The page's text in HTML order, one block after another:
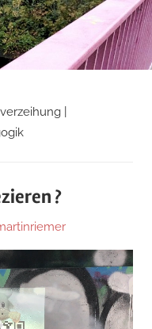
|
?
Uncategorized